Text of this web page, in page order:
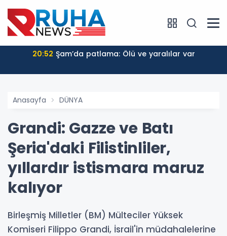
20:52 Şam’da patlama: Ölü ve yaralılar var
Anasayfa DÜNYA
Grandi: Gazze ve Batı
Şeria'daki Filistinliler,
yıllardır istismara maruz
kalıyor
Birleşmiş Milletler (BM) Mülteciler Yüksek
Komiseri Filippo Grandi, İsrail'in müdahalelerine